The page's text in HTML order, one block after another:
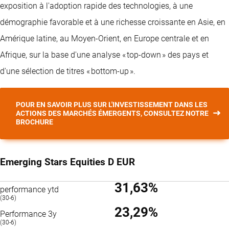
exposition à l'adoption rapide des technologies, à une
démographie favorable et à une richesse croissante en Asie, en
Amérique latine, au Moyen-Orient, en Europe centrale et en
Afrique, sur la base d'une analyse « top-down » des pays et
d'une sélection de titres « bottom-up ».
POUR EN SAVOIR PLUS SUR L'INVESTISSEMENT DANS LES
ACTIONS DES MARCHÉS ÉMERGENTS, CONSULTEZ NOTRE
BROCHURE
Emerging Stars Equities D EUR
performance ytd
(30-6)
31,63%
Performance 3y
(30-6)
23,29%